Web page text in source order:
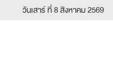
วันเสาร์ ที่ 8 สิงหาคม 2569